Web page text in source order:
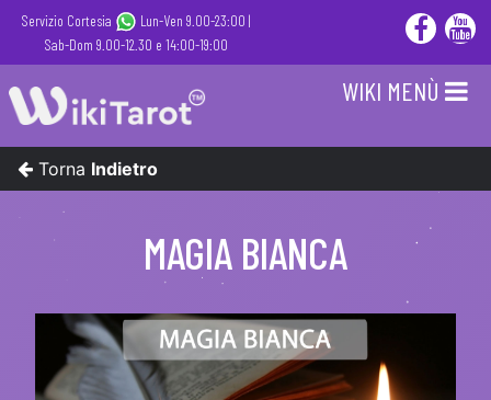
Servizio Cortesia
Lun-Ven 9.00-23:00 |
Sab-Dom 9.00-12.30 e 14:00-19:00
WIKI MENÙ
Torna Indietro
MAGIA BIANCA